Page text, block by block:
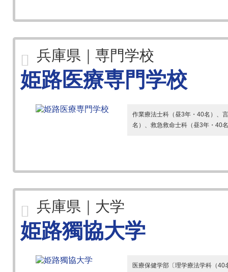
兵庫県｜専門学校
姫路医療専門学校
作業療法士科（昼3年・40名）、
名）、救急救命士科（昼3年・40
兵庫県｜大学
姫路獨協大学
医療保健学部〔理学療法学科（